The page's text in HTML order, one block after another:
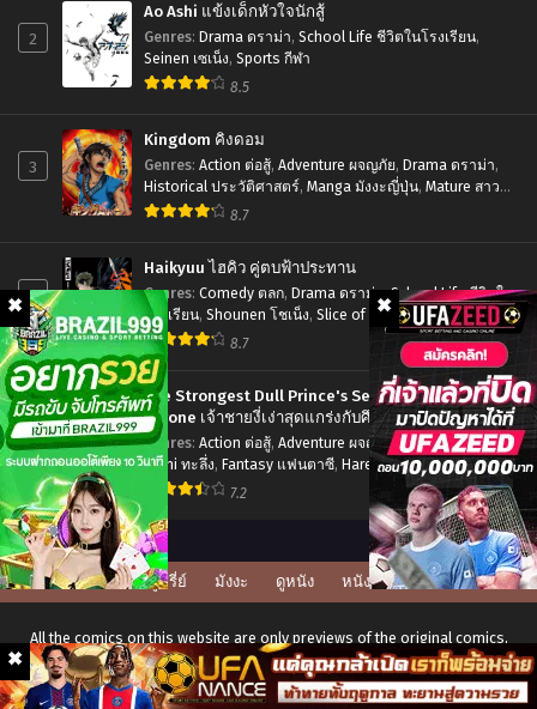
ดัน
เจี้ยน
เดอะ
วี่
ซับ
Part
Shingeki
Kyojin-
Season
Part
3
ผ่า
พิภพ
ไท
ทัน
(ภาค4)
พาร์
ท
3
ที่1-
2
2
Ao Ashi แข้งเด็กหัวใจนักสู้
Genres: Drama ดราม่า, School Life ชีวิตในโรงเรียน,
Seinen เซเน็ง, Sports กีฬา
8.5
3
Kingdom คิงดอม
Genres: Action ต่อสู้, Adventure ผจญภัย, Drama ดราม่า,
Historical ประวัติศาสตร์, Manga มังงะญี่ปุ่น, Mature สาว
ใหญ่,Seinen เซเน็ง
8.7
4
Haikyuu ไฮคิว คู่ตบฟ้าประทาน
Genres: Comedy ตลก, Drama ดราม่า,School Life ชีวิตใน
โรงเรียน, Shounen โชเน็ง, Slice of Life รั้วโรงเรียน,
Sports กีฬา
8.7
5
The Strongest Dull Prince's Secret Battle for the
Throne เจ้าชายงี่เง่าสุดแกร่งกับศึกชิงราชสมบัติ
Genres: Action ต่อสู้, Adventure ผจญภัย ,Drama ดราม่า,
Ecchi ทะลึ่ง, Fantasy แฟนตาซี, Harem ฮาเร็ม ,Manga มังงะ
ญี่ปุ่น,Romance โรแมนติก
7.2
ดูซีรี่ย์ มังงะ ดูหนัง หนังโป๊
All the comics on this website are only previews of the original comics,
there may be many language errors, character names, and story lines.
For the original version, please buy the comic if it's available in your city.